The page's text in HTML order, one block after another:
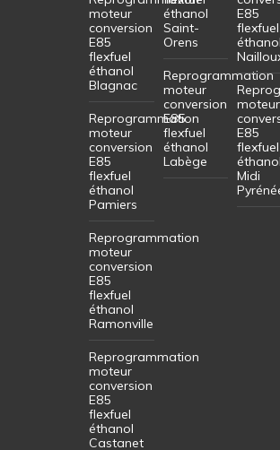
moteur
conversion
E85
flexfuel
éthanol
Blagnac
Reprogrammation
moteur
conversion
E85
flexfuel
éthanol
Pamiers
Reprogrammation
moteur
conversion
E85
flexfuel
éthanol
Ramonville
Reprogrammation
moteur
conversion
E85
flexfuel
éthanol
Castanet
éthanol
Saint-
Orens
Reprogrammation
moteur
conversion
E85
flexfuel
éthanol
Labège
E85
flexfuel
éthanol
moteur
E85
flexfuel
éthanol
Midi